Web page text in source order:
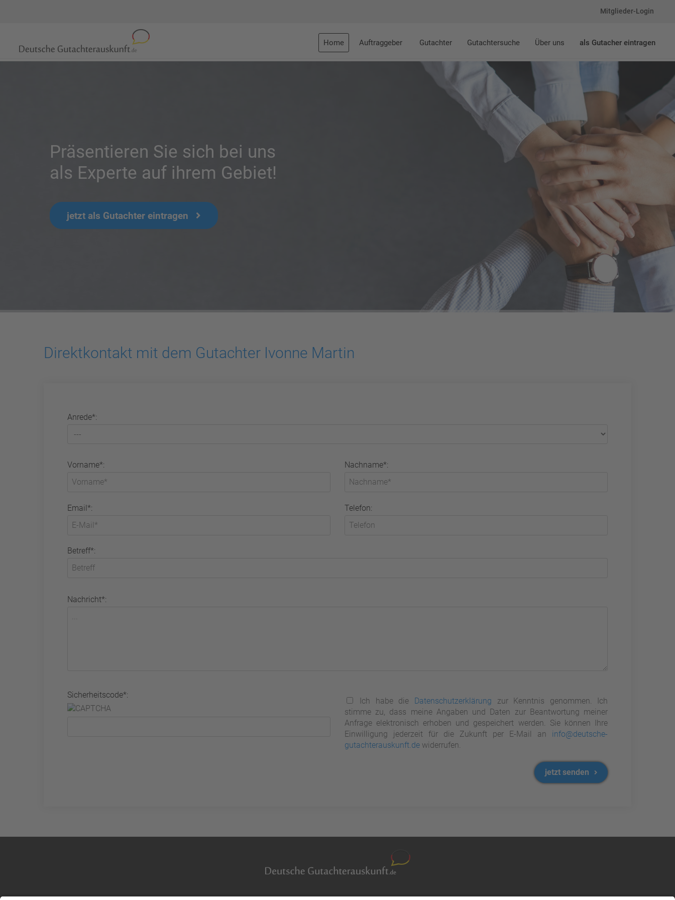
Mitglieder-Login
Home Auftraggeber Gutachter Gutachtersuche Über uns als Gutacher eintragen
Präsentieren Sie sich bei uns
als Experte auf ihrem Gebiet!
jetzt als Gutachter eintragen
Direktkontakt mit dem Gutachter Ivonne Martin
Anrede*:
Vorname*: Nachname*:
Email*: Telefon:
Betreff*:
Nachricht*:
Sicherheitscode*:
Ich habe die Datenschutzerklärung zur Kenntnis genommen. Ich
stimme zu, dass meine Angaben und Daten zur Beantwortung meiner
Anfrage elektronisch erhoben und gespeichert werden. Sie können Ihre
Einwilligung jederzeit für die Zukunft per E-Mail an info@deutsche-
gutachterauskunft.dewiderrufen.
jetzt senden